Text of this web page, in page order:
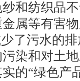
和纺织品
属等有害
了污水的
染和对土
的“绿色产